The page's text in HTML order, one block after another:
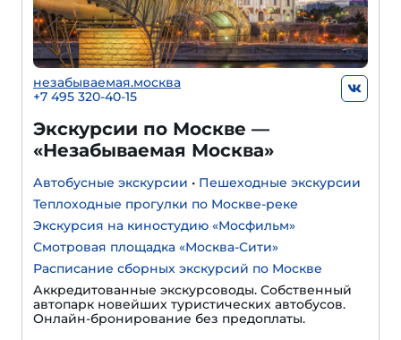
незабываемая.москва
+7 495 320-40-15
Экскурсии по Москве —
«Незабываемая Москва»
Автобусные экскурсии • Пешеходные экскурсии
Теплоходные прогулки по Москве-реке
Экскурсия на киностудию «Мосфильм»
Смотровая площадка «Москва-Сити»
Расписание сборных экскурсий по Москве
Аккредитованные экскурсоводы. Собственный
автопарк новейших туристических автобусов.
Онлайн-бронирование без предоплаты.